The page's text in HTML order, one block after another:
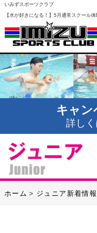
いみずスポーツクラブ
【水が好きになる！】5月通常スクール体
キャン
詳し
ホーム ジュニア新着情